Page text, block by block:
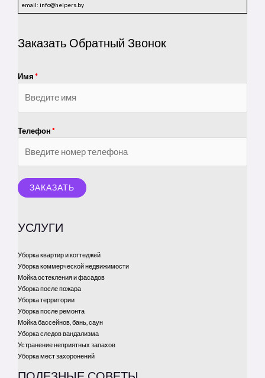
email: info@helpers.by
Заказать Обратный Звонок
Имя*
Телефон*
ЗАКАЗАТЬ
УСЛУГИ
Уборка квартир и коттеджей
Уборка коммерческой недвижимости
Мойка остекления и фасадов
Уборка после пожара
Уборка территории
Уборка после ремонта
Мойка бассейнов, бань, саун
Уборка следов вандализма
Устранение неприятных запахов
Уборка мест захоронений